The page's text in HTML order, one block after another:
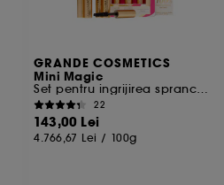
GRANDE COSMETICS
Mini Magic
Set pentru ingrijirea sprancenelor
22
143,00 Lei
4.766,67 Lei / 100g